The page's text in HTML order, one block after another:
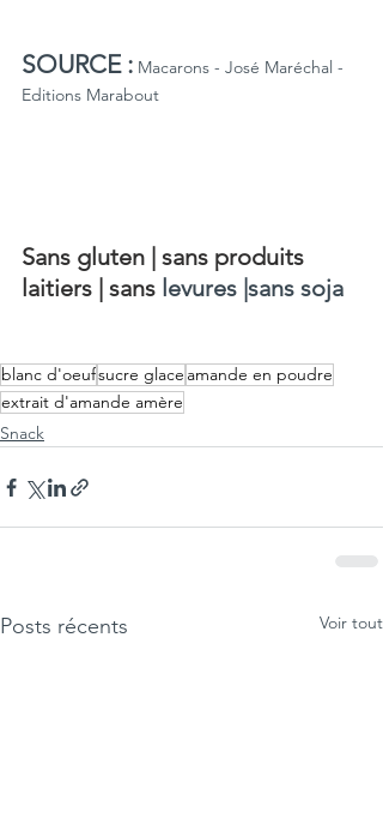
SOURCE : Macarons - José Maréchal -
Editions Marabout
Sans gluten | sans produits
laitiers | sans levures |sans soja
blanc d'oeufsucre glace amande en poudre
extrait d'amande amère
Snack
Posts récents Voir tout